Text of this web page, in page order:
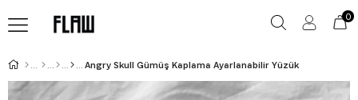
0
Angry Skull Gümüş Kaplama Ayarlanabilir Yüzük